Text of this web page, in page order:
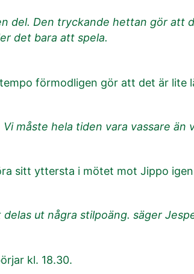
del. Den tryckande hettan gör att
det bara att spela.
förmodligen gör att det är lite
måste hela tiden vara vassare än
sitt yttersta i mötet mot Jippo
ut några stilpoäng. säger
kl. 18.30.